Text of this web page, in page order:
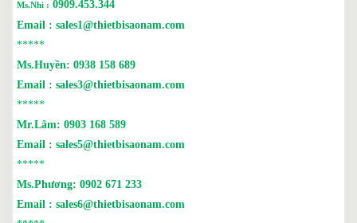
Ms.Nhi : 0909.453.344
Email : sales1@thietbisaonam.com
*****
Ms.Huyền: 0938 158 689
Email : sales3@thietbisaonam.com
*****
Mr.Lâm: 0903 168 589
Email : sales5@thietbisaonam.com
*****
Ms.Phương: 0902 671 233
Email : sales6@thietbisaonam.com